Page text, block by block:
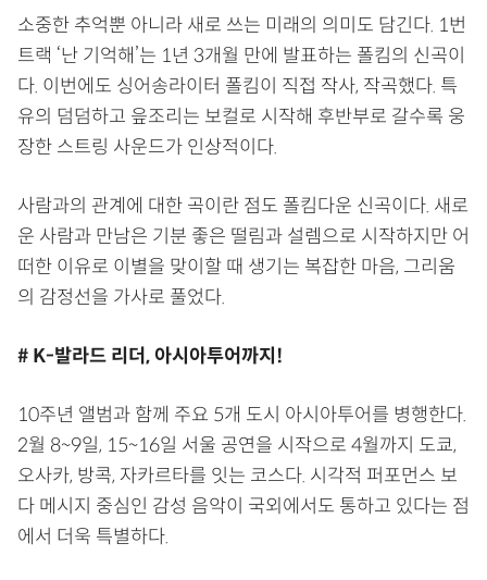
소중한 추억뿐 아니라 새로 쓰는 미래의 의미도 담긴다. 1번
트랙 ‘난 기억해’는 1년 3개월 만에 발표하는 폴킴의 신곡이
다. 이번에도 싱어송라이터 폴킴이 직접 작사, 작곡했다. 특
유의 덤덤하고 읖조리는 보컬로 시작해 후반부로 갈수록 웅
장한 스트링 사운드가 인상적이다.
사람과의 관계에 대한 곡이란 점도 폴킴다운 신곡이다. 새로
운 사람과 만남은 기분 좋은 떨림과 설렘으로 시작하지만 어
떠한 이유로 이별을 맞이할 때 생기는 복잡한 마음, 그리움
의 감정선을 가사로 풀었다.
# K-발라드 리더, 아시아투어까지!
10주년 앨범과 함께 주요 5개 도시 아시아투어를 병행한다.
2월 8~9일, 15~16일 서울 공연을 시작으로 4월까지 도쿄,
오사카, 방콕, 자카르타를 잇는 코스다. 시각적 퍼포먼스 보
다 메시지 중심인 감성 음악이 국외에서도 통하고 있다는 점
에서 더욱 특별하다.